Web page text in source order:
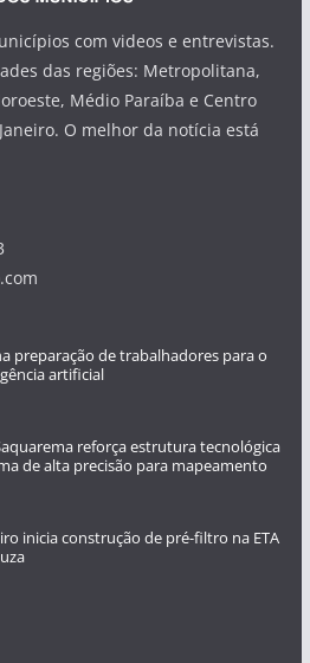
com videos e entrevistas.
das regiões: Metropolitana,
Médio Paraíba e Centro
O melhor da notícia está
preparação de trabalhadores para o
artificial
reforça estrutura tecnológica
de alta precisão para mapeamento
inicia construção de pré-filtro na ETA